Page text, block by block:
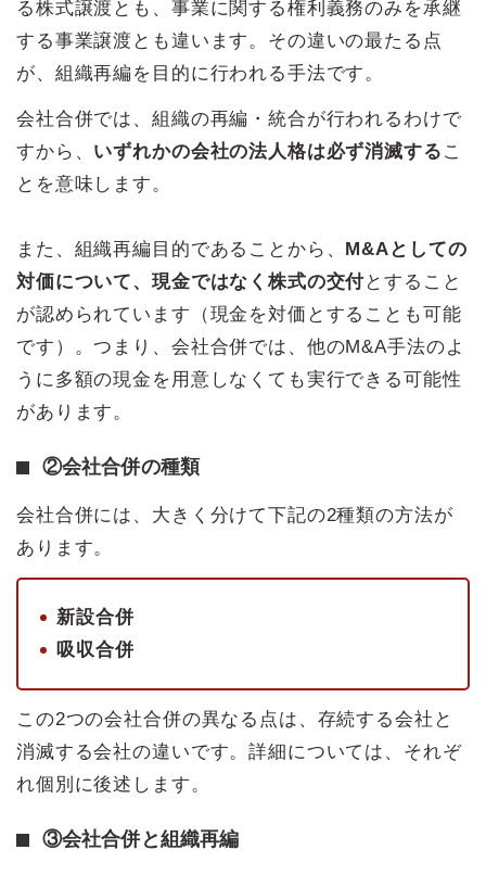
る株式譲渡とも、事業に関する権利義務のみを承継
する事業譲渡とも違います。その違いの最たる点
が、組織再編を目的に行われる手法です。
会社合併では、組織の再編・統合が行われるわけで
すから、 いずれかの会社の法人格は必ず消滅する こ
とを意味します。
また、組織再編目的であることから、 M&Aとしての
対価について、現金ではなく株式の交付とすること
が認められています（現金を対価とすることも可能
です）。つまり、会社合併では、他のM&A手法のよ
うに多額の現金を用意しなくても実行できる可能性
があります。
②会社合併の種類
会社合併には、大きく分けて下記の2種類の方法が
あります。
新設合併
吸収合併
この2つの会社合併の異なる点は、存続する会社と
消滅する会社の違いです。詳細については、それぞ
れ個別に後述します。
③会社合併と組織再編